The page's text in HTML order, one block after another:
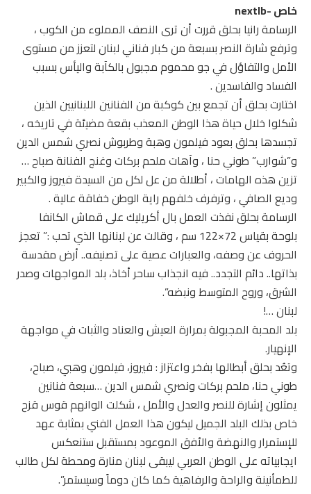
خاص -nextlb
الرسامة رانيا بحلق قررت أن ترى النصف المملوء من الكوب ،
وترفع شارة النصر بسبعة من كبار فناني لبنان لتعزز من مستوى
الأمل والتفاؤل في جو محموم مجبول بالكآبة واليأس بسبب
الفساد والفاسدين .
اختارت بحلق أن تجمع بين كوكبة من الفنانين اللبنانيين الذين
شكلوا خلال حياة هذا الوطن المعذب بقعة مضيئة في تاريخه ،
تجسدها بحلق بعود فيلمون وهبة وطربوش نصري شمس الدين
و”شوارب” طوني حنا ، وآهات ملحم بركات وغنج الفنانة صباح …
تزين هذه الهامات ، أطلالة من عل لكل من السيدة فيروز والكبير
وديع الصافي ، وترفرف خلفهم راية الوطن خفاقة عالية .
الرسامة بحلق نفذت العمل بال أكريليك على قماش الكانفا
بلوحة بقياس 72×122 سم ، وقالت عن لبنانها الذي تحب :” تعجز
الحروف عن وصفه، والعبارات عصية على تصنيفه.. أرض مقدسة
بذاتها.. دائم التجدد.. فيه انجذاب ساحر أخاذ، بلد المواجهات وصدر
الشرق، وروح المتوسط ونبضه”.
لبنان …!
بلد المحبة المجبولة بمرارة العيش والعناد والثبات في مواجهة
الإنهيار.
وتعُد بحلق أبطالها بفخر واعتزاز : فيروز، فيلمون وهبي، صباح،
طوني حنا، ملحم بركات ونصري شمس الدين …سبعة فنانين
يمثلون إشارة للنصر والعدل والأمل ، شكلت الوانهم قوس قزح
خاص بذلك البلد الجميل ليكون هذا العمل الفني بمثابة عهد
للإستمرار والنهضة والأفق الموعود بمستقبل ستنعكس
ايجابياته على الوطن العربي ليبقى لبنان منارة ومحطة لكل طالب
للطمأنينة والراحة والرفاهية كما كان دوماً وسيستمر”.